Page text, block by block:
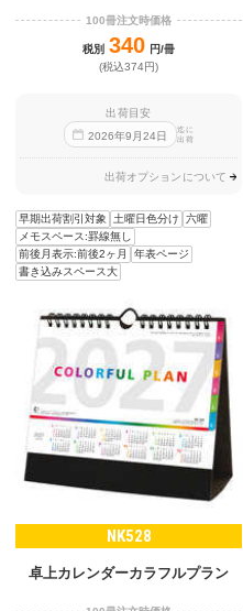
100冊注文時価格
税別 340 円/冊
(税込374円)
出荷目安
2026年9 月24日
迄に
出荷
出荷オプションについて
早期出荷割引対象 土曜日色分け
六曜
メモスペース:罫線無し
前後月表示:前後2ヶ月
年表ページ
書き込みスペース大
NK528
卓上カレンダーカラフルプラン